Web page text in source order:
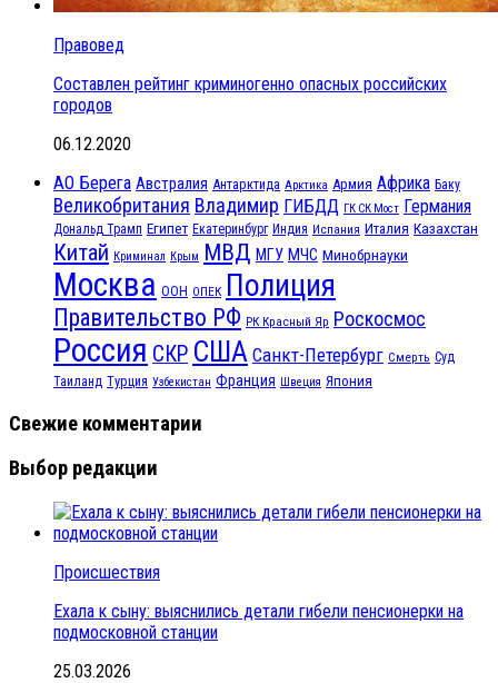
Правовед
Составлен рейтинг криминогенно опасных российских
городов
06.12.2020
АО Берега Австралия Антарктида Арктика Армия Африка Баку
Великобритания Владимир ГИБДД ГК СК Мост Германия
Дональд Трамп Египет Екатеринбург Индия Испания Италия Казахстан
Китай Криминал Крым МВД МГУ МЧС Минобрнауки
Москва ООН ОПЕК Полиция
Правительство РФ РК Красный Яр Роскосмос
Россия СКР США Санкт-Петербург Смерть Суд
Таиланд Турция Узбекистан Франция Швеция Япония
Свежие комментарии
Выбор редакции
Происшествия
Ехала к сыну: выяснились детали гибели пенсионерки на
подмосковной станции
25.03.2026